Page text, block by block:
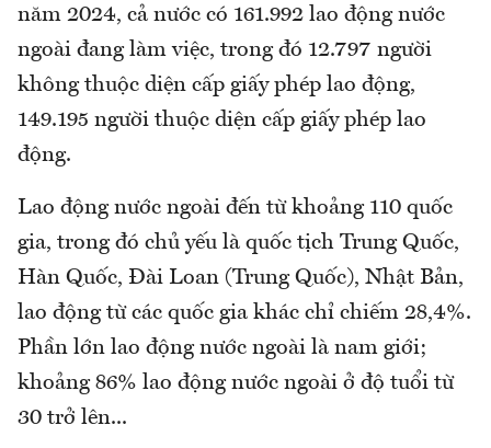
năm 2024, cả nước có 161.992 lao động nước
ngoài đang làm việc, trong đó 12.797 người
không thuộc diện cấp giấy phép lao động,
149.195 người thuộc diện cấp giấy phép lao
động.
Lao động nước ngoài đến từ khoảng 110 quốc
gia, trong đó chủ yếu là quốc tịch Trung Quốc,
Hàn Quốc, Đài Loan (Trung Quốc), Nhật Bản,
lao động từ các quốc gia khác chỉ chiếm 28,4%.
Phần lớn lao động nước ngoài là nam giới;
khoảng 86% lao động nước ngoài ở độ tuổi từ
30 trở lên...